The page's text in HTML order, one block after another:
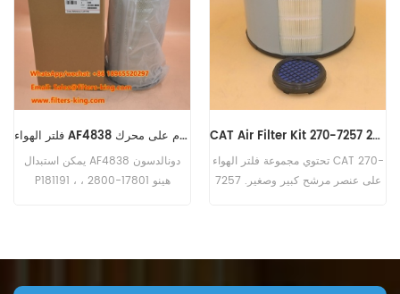
فلتر الهواء AF4838 الاستخدام على محرك CUMMINS
يمكن استبدال AF4838 دونالدسون
P181191 ، هينو 17801-2800 ،
القطعة: فلتر الهواء رقم الجزء:
CAT Air Filter Kit 270-7257 2707257
تحتوي مجموعة فلتر الهواء CAT 270-
7257 على عنصر مرشح كبير وصغير.